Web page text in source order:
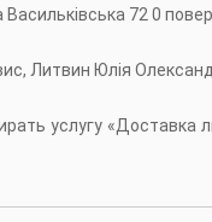
Васильківська 72 0
Литвин Юлія
услугу «Доставка